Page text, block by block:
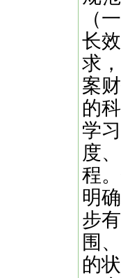
（
长
求
案
的
学
度
程
明
步
围
的